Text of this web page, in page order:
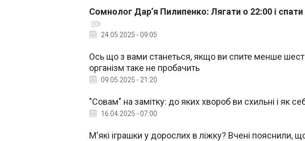
Сомнолог Дар’я Пилипенко: Лягати о 22:00 і
24.05.2025 - 09:05
Ось що з вами станеться, якщо ви спите менше
організм таке не пробачить
09.05.2025 - 21:20
"Совам" на замітку: до яких хвороб ви схильні і як
16.04.2025 - 07:00
М'які іграшки у дорослих в ліжку? Вчені пояснили,